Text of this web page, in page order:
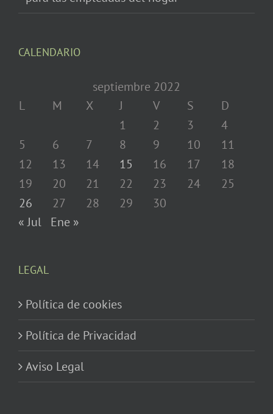
CALENDARIO
septiembre 2022
L
M X J V S
D
1
2 3
4
5
6 7 8 9 10
11
12
13 14 15 16 17
18
19
20 21 22 23 24
25
26
27 28 29
30
« Jul
Ene »
LEGAL
Política de cookies
Política de Privacidad
Aviso Legal